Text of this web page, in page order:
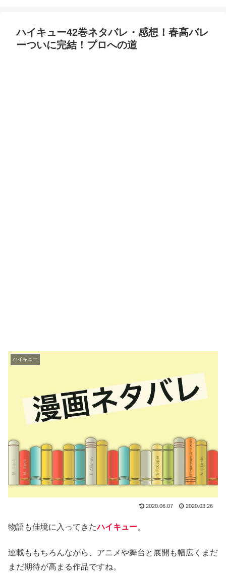
ハイキュー42巻ネタバレ・感想！春高バレ
ーついに完結！プロへの道
ハイキュー
2020.06.07 2020.03.26
物語も佳境に入ってきたハイキュー。
連載ももちろんながら、アニメや舞台と展開も幅広くまだ
まだ期待が高まる作品ですね。